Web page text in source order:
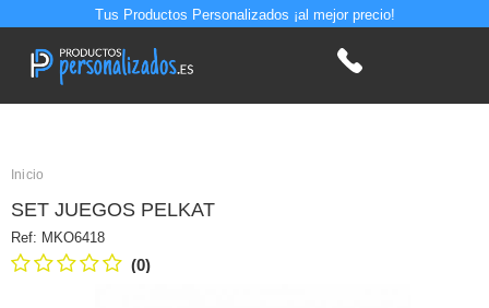
Tus Productos Personalizados ¡al mejor precio!
Inicio
SET JUEGOS PELKAT
Ref: MKO6418
(0)